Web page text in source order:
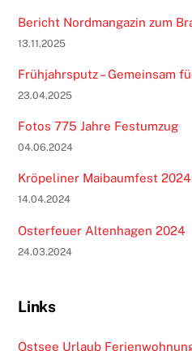
Bericht Nordmangazin zum
13.11.2025
Frühjahrsputz – Gemeinsam
23.04.2025
Fotos 775 Jahre Festumzug
04.06.2024
Kröpeliner Maibaumfest 2024
14.04.2024
Osterfeuer Altenhagen 2024
24.03.2024
Links
Ostsee Urlaub